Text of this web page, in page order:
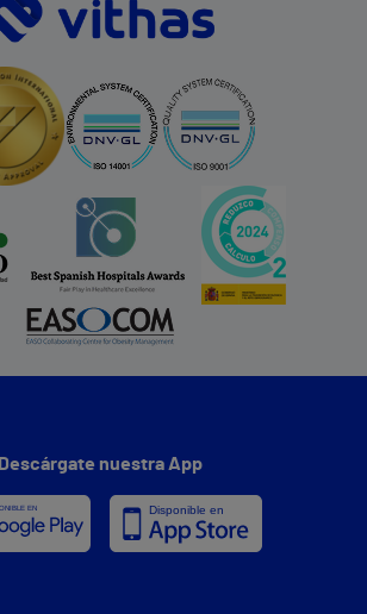
Descárgate nuestra App